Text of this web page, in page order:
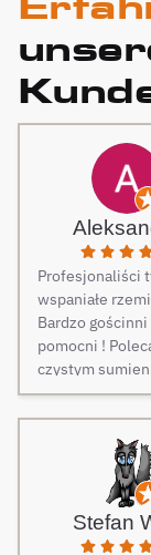
Profesjonaliści
wspaniałe
Bardzo gościnni
pomocni !
czystym
Stefan